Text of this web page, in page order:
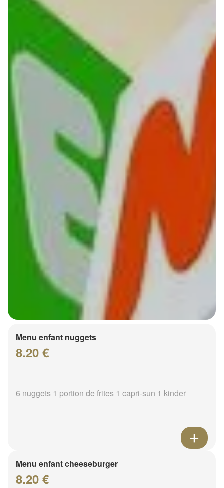
Menu enfant nuggets
8.20 €
6 nuggets 1 portion de frites 1 capri-sun 1 kinder
Menu enfant cheeseburger
8.20 €